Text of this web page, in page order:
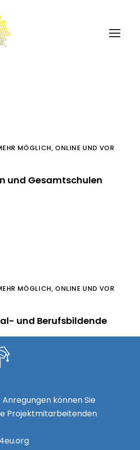
MÖGLICH, ONLINE UND VOR
und Gesamtschulen
MÖGLICH, ONLINE UND VOR
und Berufsbildende
können Sie
Projektmitarbeitenden